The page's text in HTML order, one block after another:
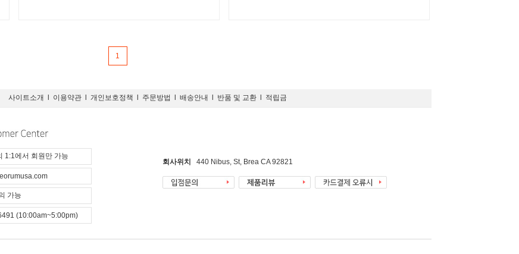
1
사이트소개 이용약관 개인보호정책 주문방법 배송안내 반품 및 교환 적립금
회사위치 440 Nibus, St, Brea CA 92821
1:1에서 회원만 가능
가능
(10:00am~5:00pm)